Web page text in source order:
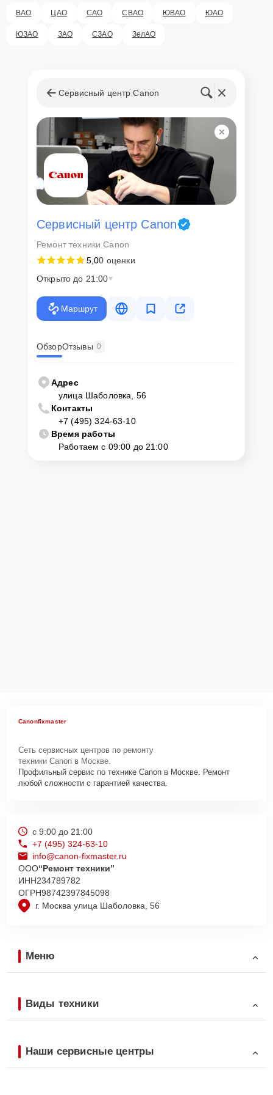
горячей линии или оставить заявку, согласовать удобное время и
Ответственность за
технику
Сервисный центр Canon-Fixmaster несет полную ответственность
за сохранность техники и безопасность личных данных на
ремонтируемых устройствах клиентов, в соответствии с
Как начать ремонт
Для запуска процесса ремонта фотовспышки Canon Speedlite
телефону горячей линии: +7 (495) 324-63-10. Наши специалисты
запишут на диагностику, подскажут с вариантами курьерской
доставки или оформят выезд мастера в удобное время и место.
ВАО ЦАО САО СВАО ЮВАО ЮАО
ЮЗАО ЗАО СЗАО ЗелАО
Сервисный центр Canon
Сервисный центр Canon
Ремонт техники Canon
5,00 оценки
Открыто до 21:00
Маршрут
ОбзорОтзывы 0
Адрес
улица Шаболовка, 56
Контакты
+7 (495) 324-63-10
Время работы
Работаем с 09:00 до 21:00
Canonfixmaster
Сеть сервисных центров по ремонту
техники Canon в Москве.
Профильный сервис по технике Canon в Москве. Ремонт
любой сложности с гарантией качества.
г. Москва улица Шаболовка, 56
с 9:00 до 21:00
+7 (495) 324-63-10
info@canon-fixmaster.ru
ООО“Ремонт техники”
ИНН234789782
ОГРН98742397845098
Меню
Виды техники
Наши сервисные центры